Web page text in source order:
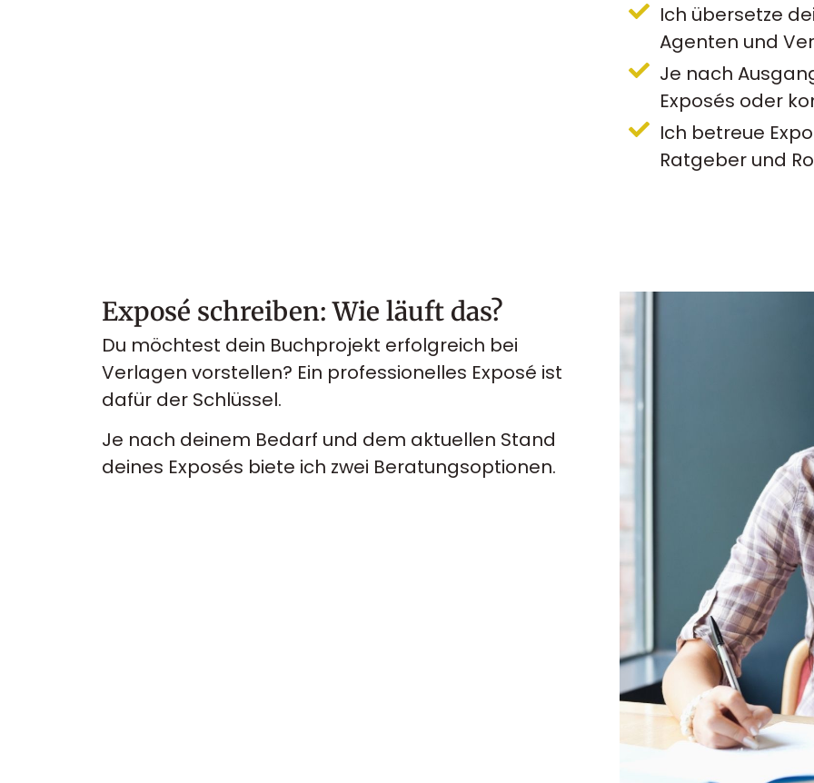
Ich übersetze
Agenten und
Je nach
Exposés oder
Ich betreue
Ratgeber und
Exposé schreiben: Wie läuft das?
Du möchtest dein Buchprojekt erfolgreich bei
Verlagen vorstellen? Ein professionelles Exposé ist
dafür der Schlüssel.
Je nach deinem Bedarf und dem aktuellen Stand
deines Exposés biete ich zwei Beratungsoptionen.